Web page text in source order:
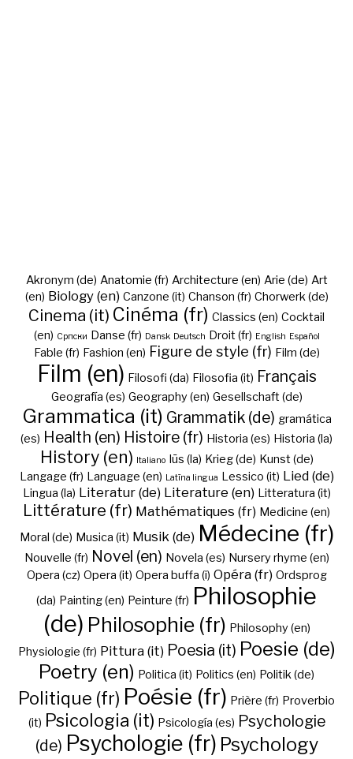
Akronym (de) Anatomie (fr) Architecture (en) Arie (de) Art
(en) Biology (en) Canzone (it) Chanson (fr) Chorwerk (de)
Cinema (it) Cinéma (fr) Classics (en) Cocktail
(en) Cрпски Danse (fr) Dansk Deutsch Droit (fr) English Español
Fable (fr) Fashion (en) Figure de style (fr) Film (de)
Film (en) Filosofi (da) Filosofia (it) Français
Geografía (es) Geography (en) Gesellschaft (de)
Grammatica (it) Grammatik (de) gramática
(es) Health (en) Histoire (fr) Historia (es) Historia (la)
History (en) Italiano Iūs (la) Krieg (de) Kunst (de)
Langage (fr) Language (en) Latīna lingua Lessico (it) Lied (de)
Lingua (la) Literatur (de) Literature (en) Litteratura (it)
Littérature (fr) Mathématiques (fr) Medicine (en)
Moral (de) Musica (it) Musik (de) Médecine (fr)
Nouvelle (fr) Novel (en) Novela (es) Nursery rhyme (en)
Opera (cz) Opera (it) Opera buffa (i) Opéra (fr) Ordsprog
(da) Painting (en) Peinture (fr) Philosophie
(de) Philosophie (fr) Philosophy (en)
Physiologie (fr) Pittura (it) Poesia (it) Poesie (de)
Poetry (en) Politica (it) Politics (en) Politik (de)
Politique (fr) Poésie (fr) Prière (fr) Proverbio
(it) Psicologia (it) Psicología (es) Psychologie
(de) Psychologie (fr) Psychology